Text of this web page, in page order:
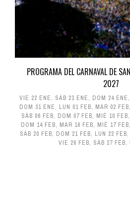
PROGRAMA DEL CARNAVAL DE
2027
VIE 22 ENE, SÁB 23 ENE, DOM 24 ENE,
DOM 31 ENE, LUN 01 FEB, MAR 02 FEB,
SÁB 06 FEB, DOM 07 FEB, MIÉ 10 FEB,
DOM 14 FEB, MAR 16 FEB, MIÉ 17 FEB,
SÁB 20 FEB, DOM 21 FEB, LUN 22 FEB,
VIE 26 FEB, SÁB 27 FEB,